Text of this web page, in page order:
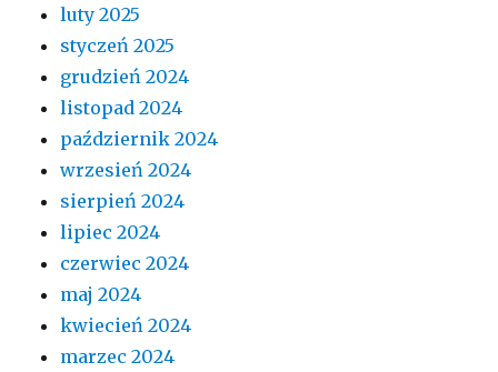
luty 2025
styczeń 2025
grudzień 2024
listopad 2024
październik 2024
wrzesień 2024
sierpień 2024
lipiec 2024
czerwiec 2024
maj 2024
kwiecień 2024
marzec 2024